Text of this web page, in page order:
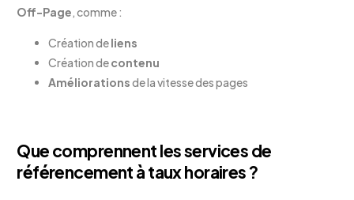
Off-Page, comme :
Création deliens
Création decontenu
Améliorationsde la vitesse des pages
Que comprennent les services de
référencement à taux horaires ?